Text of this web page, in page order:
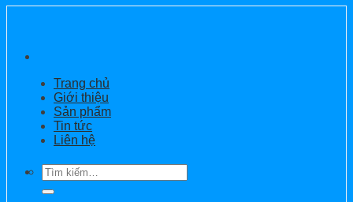
Trang chủ
Giới thiệu
Sản phẩm
Tin tức
Liên hệ
Tìm
kiếm: